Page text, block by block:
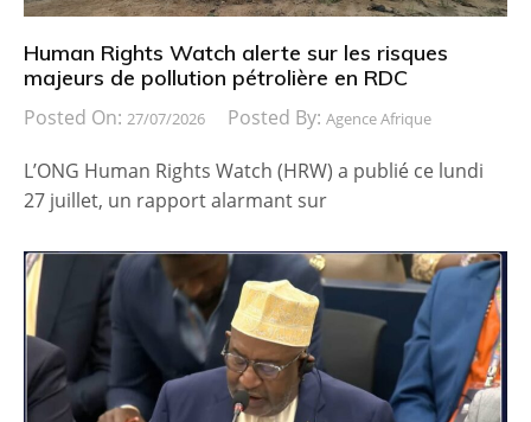
Human Rights Watch alerte sur les risques
majeurs de pollution pétrolière en RDC
Posted On: 27/07/2026 Posted By: Agence Afrique
L’ONG Human Rights Watch (HRW) a publié ce lundi
27 juillet, un rapport alarmant sur